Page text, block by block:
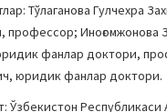
Тўлаганова Гулчехра
профессор; Иноғомжонова
фанлар доктори,
юридик фанлар доктори.
Ўзбекистон Республикаси